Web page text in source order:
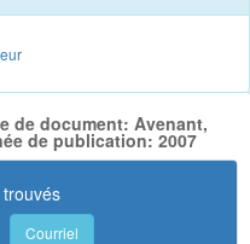
de document: Avenant,
de publication: 2007
Courriel